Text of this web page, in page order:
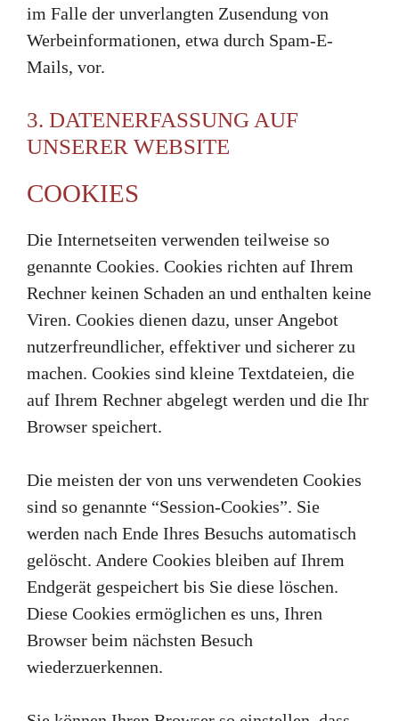
im Falle der unverlangten Zusendung von
Werbeinformationen, etwa durch Spam-E-
Mails, vor.
3. DATENERFASSUNG AUF
UNSERER WEBSITE
COOKIES
Die Internetseiten verwenden teilweise so
genannte Cookies. Cookies richten auf Ihrem
Rechner keinen Schaden an und enthalten keine
Viren. Cookies dienen dazu, unser Angebot
nutzerfreundlicher, effektiver und sicherer zu
machen. Cookies sind kleine Textdateien, die
auf Ihrem Rechner abgelegt werden und die Ihr
Browser speichert.
Die meisten der von uns verwendeten Cookies
sind so genannte “Session-Cookies”. Sie
werden nach Ende Ihres Besuchs automatisch
gelöscht. Andere Cookies bleiben auf Ihrem
Endgerät gespeichert bis Sie diese löschen.
Diese Cookies ermöglichen es uns, Ihren
Browser beim nächsten Besuch
wiederzuerkennen.